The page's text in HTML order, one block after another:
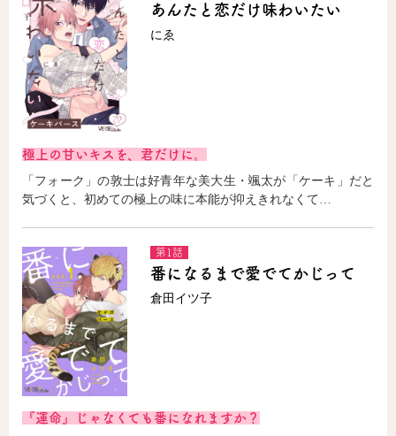
あんたと恋だけ味わいたい
にゑ
極上の甘いキスを、君だけに。
「フォーク」の敦士は好青年な美大生・颯太が「ケーキ」だと
気づくと、初めての極上の味に本能が抑えきれなくて…
第1話
番になるまで愛でてかじって
倉田イツ子
『運命』じゃなくても番になれますか？